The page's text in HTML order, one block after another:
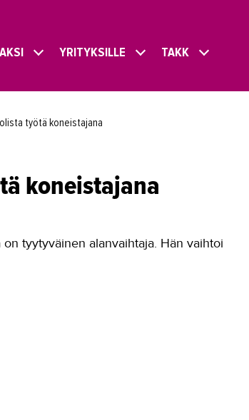
YRITYKSILLE TAKK
työtä koneistajana
koneistajana
tyytyväinen alanvaihtaja. Hän vaihtoi